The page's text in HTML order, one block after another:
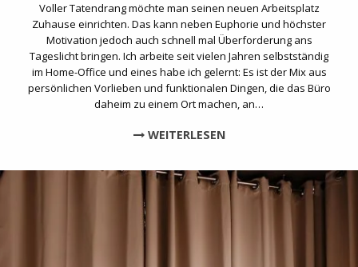
Voller Tatendrang möchte man seinen neuen Arbeitsplatz
Zuhause einrichten. Das kann neben Euphorie und höchster
Motivation jedoch auch schnell mal Überforderung ans
Tageslicht bringen. Ich arbeite seit vielen Jahren selbstständig
im Home-Office und eines habe ich gelernt: Es ist der Mix aus
persönlichen Vorlieben und funktionalen Dingen, die das Büro
daheim zu einem Ort machen, an…
WEITERLESEN